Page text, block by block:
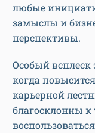
любые
замыслы и
перспективы.
Особый всплеск
когда
карьерной
благосклонны